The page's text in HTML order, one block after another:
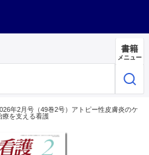
書籍
メニュー
年2月号（49巻2号）アトピー性皮膚炎のケ
療を支える看護